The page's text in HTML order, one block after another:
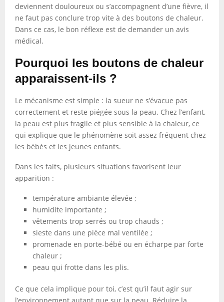
deviennent douloureux ou s’accompagnent d’une fièvre, il
ne faut pas conclure trop vite à des boutons de chaleur.
Dans ce cas, le bon réflexe est de demander un avis
médical.
Pourquoi les boutons de chaleur
apparaissent-ils ?
Le mécanisme est simple : la sueur ne s’évacue pas
correctement et reste piégée sous la peau. Chez l’enfant,
la peau est plus fragile et plus sensible à la chaleur, ce
qui explique que le phénomène soit assez fréquent chez
les bébés et les jeunes enfants.
Dans les faits, plusieurs situations favorisent leur
apparition :
température ambiante élevée ;
humidite importante ;
vêtements trop serrés ou trop chauds ;
sieste dans une pièce mal ventilée ;
promenade en porte-bébé ou en écharpe par forte
chaleur ;
peau qui frotte dans les plis.
Ce que cela implique pour toi, c’est qu’il faut agir sur